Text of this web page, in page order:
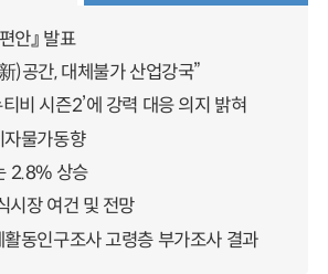
안』 발표
)공간, 대체불가 산업강국”
비 시즌2’에 강력 대응 의지 밝혀
물가동향
2.8% 상승
시장 여건 및 전망
동인구조사 고령층 부가조사 결과